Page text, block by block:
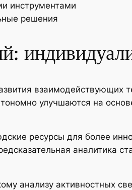
инструментами
решения
взаимодействующих
улучшаются на
ресурсы для более
аналитика
анализу активностных